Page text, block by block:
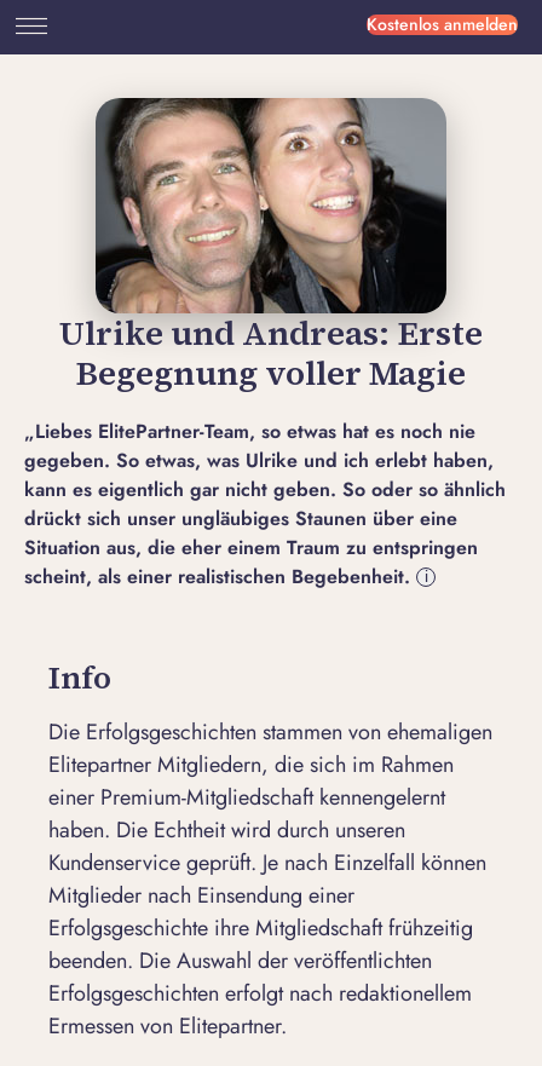
Kostenlos anmelden
Ulrike und Andreas: Erste
Begegnung voller Magie
„Liebes ElitePartner-Team, so etwas hat es noch nie
gegeben. So etwas, was Ulrike und ich erlebt haben,
kann es eigentlich gar nicht geben. So oder so ähnlich
drückt sich unser ungläubiges Staunen über eine
Situation aus, die eher einem Traum zu entspringen
scheint, als einer realistischen Begebenheit.
i
Info
Die Erfolgsgeschichten stammen von ehemaligen
Elitepartner Mitgliedern, die sich im Rahmen
einer Premium-Mitgliedschaft kennengelernt
haben. Die Echtheit wird durch unseren
Kundenservice geprüft. Je nach Einzelfall können
Mitglieder nach Einsendung einer
Erfolgsgeschichte ihre Mitgliedschaft frühzeitig
beenden. Die Auswahl der veröffentlichten
Erfolgsgeschichten erfolgt nach redaktionellem
Ermessen von Elitepartner.